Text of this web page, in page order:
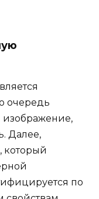
очередь
изображение,
Далее,
который
по